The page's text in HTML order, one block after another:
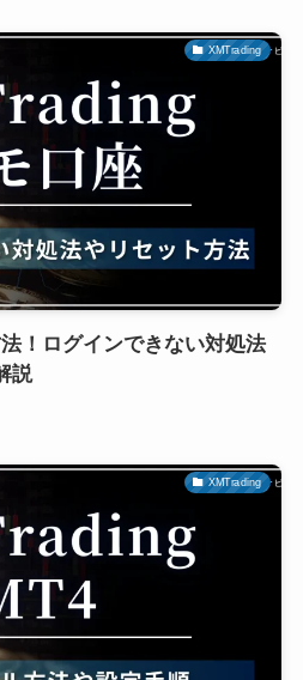
XMTrading
！ログインできない対処法
説
XMTrading